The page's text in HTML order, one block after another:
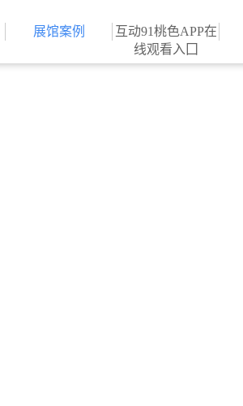
成人,91桃色
展馆案例
互动91桃色APP在
线观看入囗